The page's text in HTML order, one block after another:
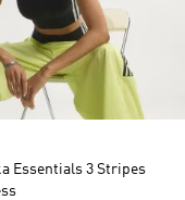
Essentials 3 Stripes